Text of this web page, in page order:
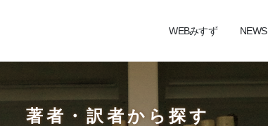
WEBみすず NEWS
著者・訳者から探す